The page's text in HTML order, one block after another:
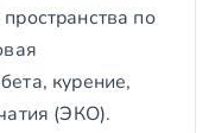
по
курение,
(ЭКО).